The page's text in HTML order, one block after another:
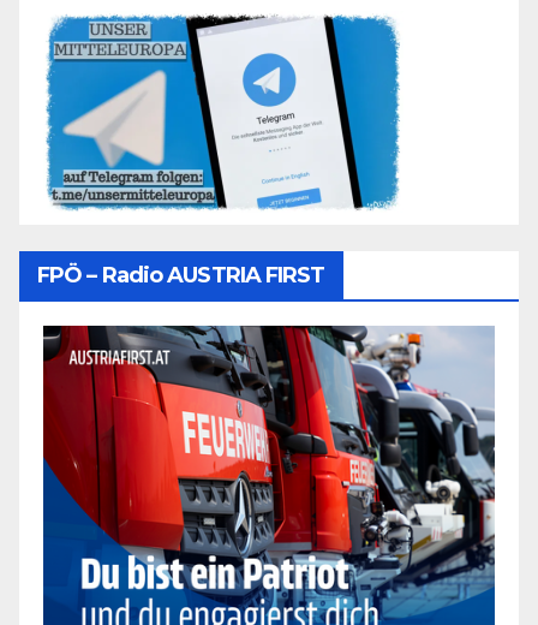
FPÖ – Radio AUSTRIA FIRST